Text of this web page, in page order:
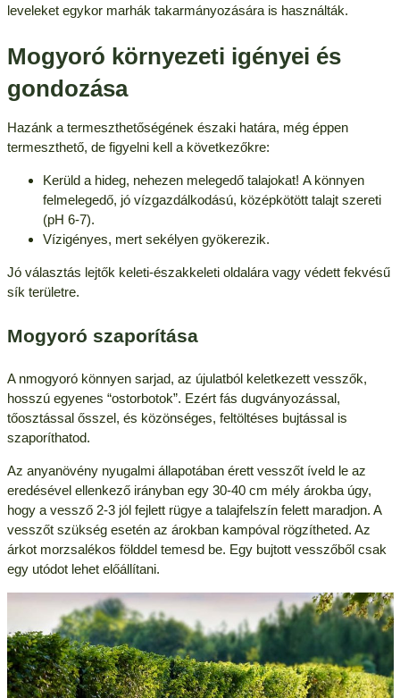
leveleket egykor marhák takarmányozására is használták.
Mogyoró környezeti igényei és
gondozása
Hazánk a termeszthetőségének északi határa, még éppen
termeszthető, de figyelni kell a következőkre:
Kerüld a hideg, nehezen melegedő talajokat! A könnyen
felmelegedő, jó vízgazdálkodású, középkötött talajt szereti
(pH 6-7).
Vízigényes, mert sekélyen gyökerezik.
Jó választás lejtők keleti-északkeleti oldalára vagy védett fekvésű
sík területre.
Mogyoró szaporítása
A nmogyoró könnyen sarjad, az újulatból keletkezett vesszők,
hosszú egyenes “ostorbotok”. Ezért fás dugványozással,
tőosztással ősszel, és közönséges, feltöltéses bujtással is
szaporíthatod.
Az anyanövény nyugalmi állapotában érett vesszőt íveld le az
eredésével ellenkező irányban egy 30-40 cm mély árokba úgy,
hogy a vessző 2-3 jól fejlett rügye a talajfelszín felett maradjon. A
vesszőt szükség esetén az árokban kampóval rögzítheted. Az
árkot morzsalékos földdel temesd be. Egy bujtott vesszőből csak
egy utódot lehet előállítani.